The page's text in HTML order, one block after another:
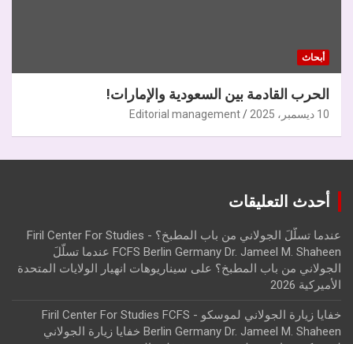
أبحاث
الحرب القادمة بين السعودية والإمارات!
10 ديسمبر، 2025 Editorial management
أحدث التعليقات
عندما تسلّلَ الجولاني من باب المطبخ؟ - Firil Center For Studies
FCFS Berlin Germany Dr. Jameel M. Shaheen عندما تسلّلَ
الجولاني من باب المطبخ؟ على سيناريوهات انهيار الولايات المتحدة
الأميركية 2026
خفايا زيارة الجولاني لموسكو - Firil Center For Studies FCFS
Berlin Germany Dr. Jameel M. Shaheen خفايا زيارة الجولاني